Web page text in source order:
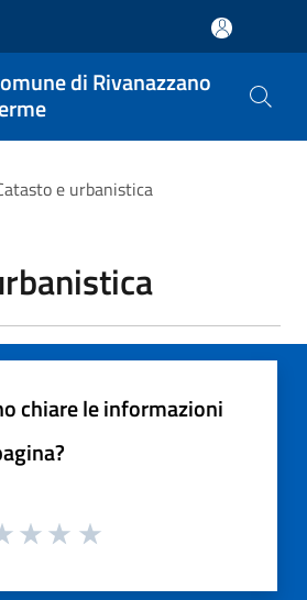
di Rivanazzano
e urbanistica
chiare le informazioni